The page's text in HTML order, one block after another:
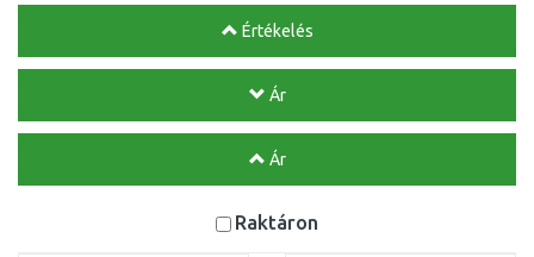
Értékelés
Ár
Ár
Raktáron